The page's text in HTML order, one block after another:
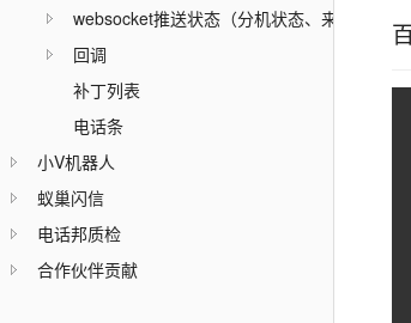
websocket推送状态（分机状态、来电弹屏）
回调
补丁列表
电话条
小V机器人
蚁巢闪信
电话邦质检
合作伙伴贡献